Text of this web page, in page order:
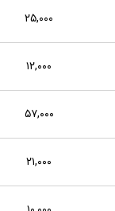
۲۵,۰۰۰
۱۲,۰۰۰
۵۷,۰۰۰
۲۱,۰۰۰